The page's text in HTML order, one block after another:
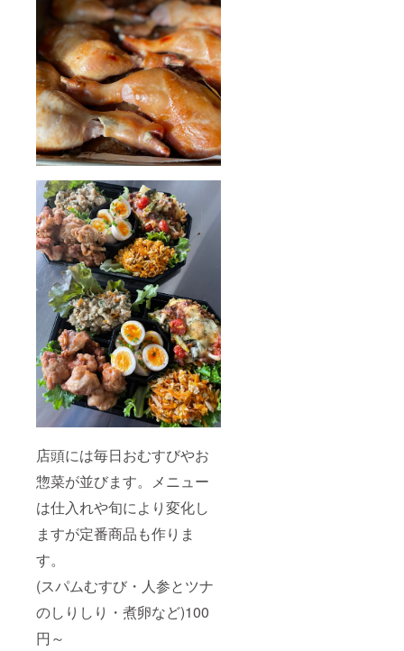
店頭には毎日おむすびやお
惣菜が並びます。メニュー
は仕入れや旬により変化し
ますが定番商品も作りま
す。
(スパムむすび・人参とツナ
のしりしり・煮卵など)100
円～